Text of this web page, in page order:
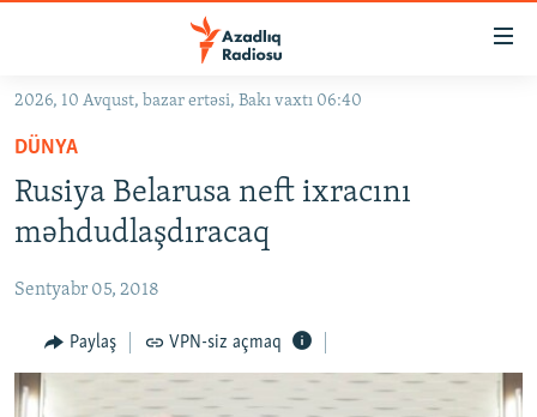
Əsas
qayıt
Əsas
naviqasiyaya
qayıt
Axtarışa
KORRUPSIOMETR
FƏRQƏ BAX
QANUNI DOĞRU
ARAŞDIRMA
2026, 10 Avqust, bazar ertəsi, Bakı vaxtı 06:40
DÜNYA
Rusiya Belarusa neft ixracını
məhdudlaşdıracaq
Sentyabr 05, 2018
Paylaş VPN-siz açmaq